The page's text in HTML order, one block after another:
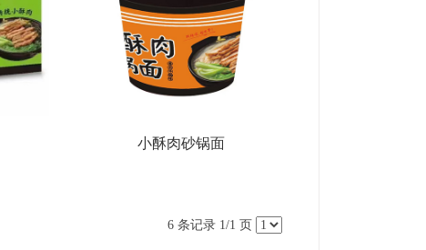
小酥肉砂锅面
6 条记录 1/1 页